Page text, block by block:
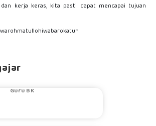
kerja keras, kita pasti dapat mencapai tujuan
warohmatullohiwabarokatuh.
PRAMUD...
Guru BK